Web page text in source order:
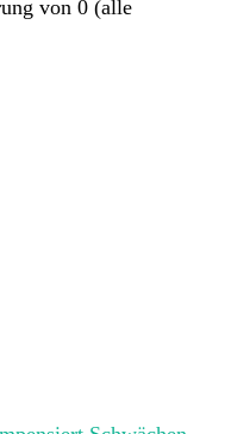
von 0 (alle